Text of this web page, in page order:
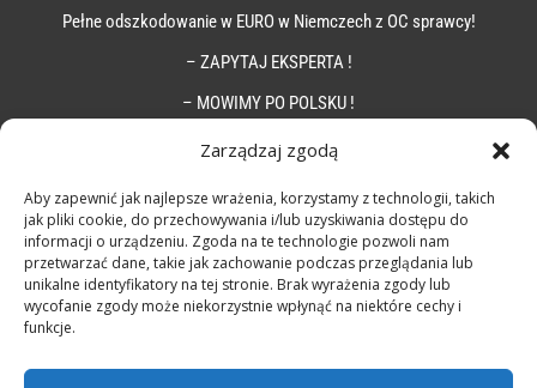
Zarządzaj zgodą
Aby zapewnić jak najlepsze wrażenia, korzystamy z technologii, takich
jak pliki cookie, do przechowywania i/lub uzyskiwania dostępu do
informacji o urządzeniu. Zgoda na te technologie pozwoli nam
przetwarzać dane, takie jak zachowanie podczas przeglądania lub
unikalne identyfikatory na tej stronie. Brak wyrażenia zgody lub
wycofanie zgody może niekorzystnie wpłynąć na niektóre cechy i
funkcje.
Pełne odszkodowanie w EURO w Niemczech z OC sprawcy!
– ZAPYTAJ EKSPERTA !
– MOWIMY PO POLSKU !